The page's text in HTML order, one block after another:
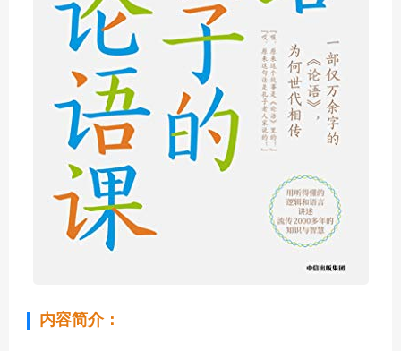
内容简介：